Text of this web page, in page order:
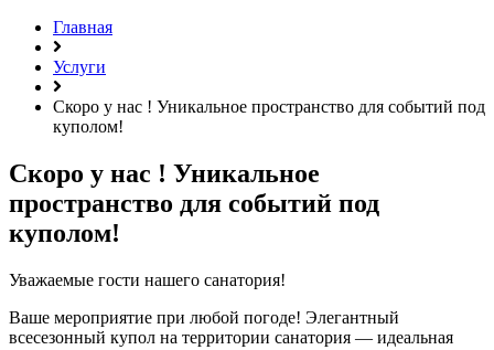
Главная
Услуги
Скоро у нас ! Уникальное пространство для событий под
куполом!
Скоро у нас ! Уникальное
пространство для событий под
куполом!
Уважаемые гости нашего санатория!
Ваше мероприятие при любой погоде! Элегантный
всесезонный купол на территории санатория — идеальная